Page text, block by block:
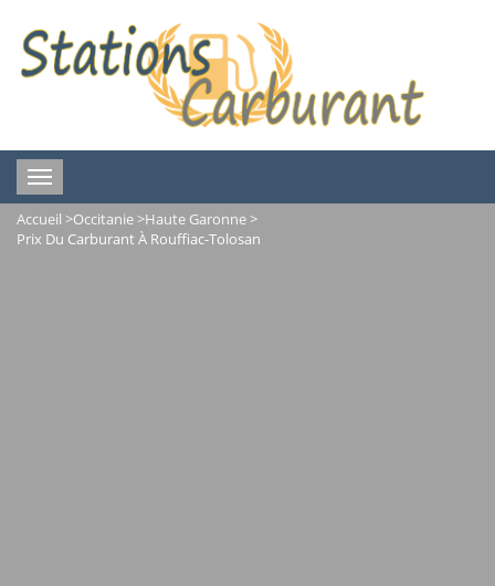
Toggle
navigation
Accueil >Occitanie>Haute Garonne>
Prix Du Carburant À Rouffiac-Tolosan